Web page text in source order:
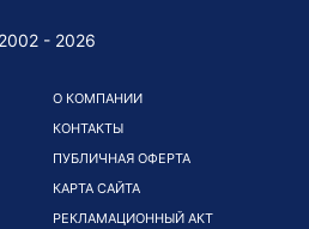
- 2026
О КОМПАНИИ
КОНТАКТЫ
ПУБЛИЧНАЯ ОФЕРТА
КАРТА САЙТА
РЕКЛАМАЦИОННЫЙ АКТ